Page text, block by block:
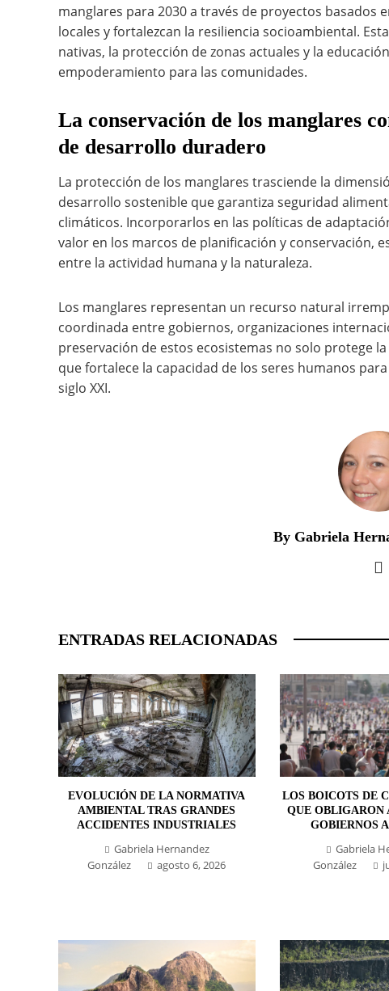
manglares para 2030 a través de proyectos basados
locales y fortalezcan la resiliencia socioambiental.
nativas, la protección de zonas actuales y la
empoderamiento para las comunidades.
La conservación de los manglares
de desarrollo duradero
La protección de los manglares trasciende la
desarrollo sostenible que garantiza seguridad
climáticos. Incorporarlos en las políticas de
valor en los marcos de planificación y conservación,
entre la actividad humana y la naturaleza.
Los manglares representan un recurso natural
coordinada entre gobiernos, organizaciones
preservación de estos ecosistemas no solo protege
que fortalece la capacidad de los seres humanos
siglo XXI.
By Gabriela
ENTRADAS RELACIONADAS
EVOLUCIÓN DE LA NORMATIVA
AMBIENTAL TRAS GRANDES
ACCIDENTES INDUSTRIALES
Gabriela Hernandez
González
agosto 6, 2026
LOS BOICOTS DE
QUE OBLIGARON
GOBIERNOS
Gabriela
González